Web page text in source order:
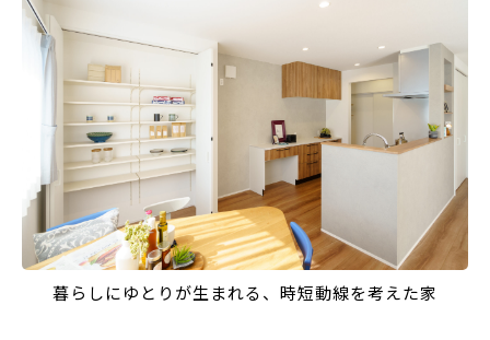
暮らしにゆとりが生まれる、時短動線を考えた家